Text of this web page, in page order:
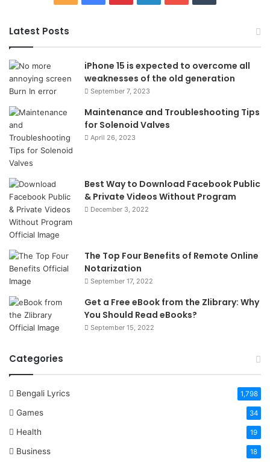
Latest Posts
iPhone 15 is expected to overcome all
weaknesses of the old generation
September 7, 2023
Maintenance and Troubleshooting Tips
for Solenoid Valves
April 26, 2023
Best Way to Download Facebook Public
& Private Videos Without Program
December 3, 2022
The Top Four Benefits of Remote Online
Notarization
September 17, 2022
Get a Free eBook from the Zlibrary: Why
You Should Read eBooks?
September 15, 2022
Categories
Bengali Lyrics 1,798
Games 34
Health 19
Business 18